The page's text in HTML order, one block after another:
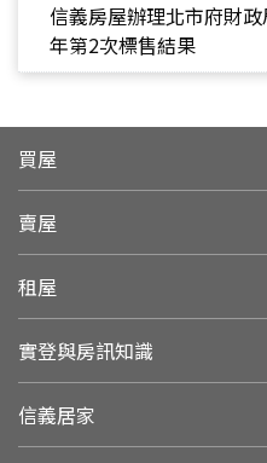
信義房屋辦理北市府財
年第2次標售結果
買屋
賣屋
租屋
實登與房訊知識
信義居家